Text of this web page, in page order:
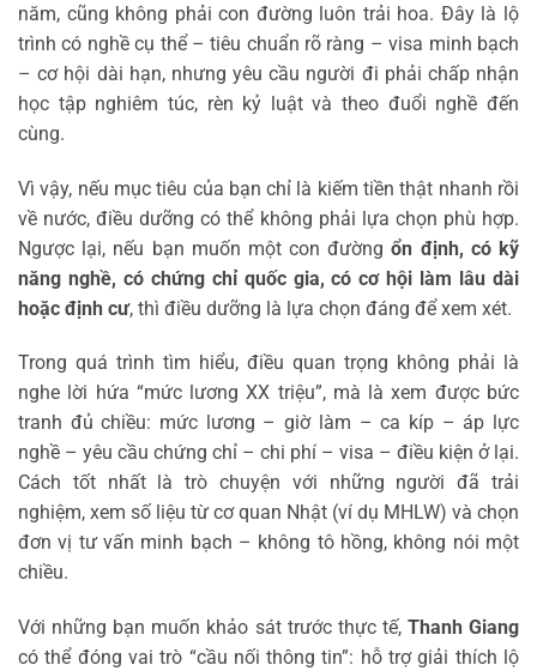
năm, cũng không phải con đường luôn trải hoa. Đây là lộ
trình có nghề cụ thể – tiêu chuẩn rõ ràng – visa minh bạch
– cơ hội dài hạn, nhưng yêu cầu người đi phải chấp nhận
học tập nghiêm túc, rèn kỷ luật và theo đuổi nghề đến
cùng.
Vì vậy, nếu mục tiêu của bạn chỉ là kiếm tiền thật nhanh rồi
về nước, điều dưỡng có thể không phải lựa chọn phù hợp.
Ngược lại, nếu bạn muốn một con đườngổn định, có kỹ
năng nghề, có chứng chỉ quốc gia, có cơ hội làm lâu dài
hoặc định cư, thì điều dưỡng là lựa chọn đáng để xem xét.
Trong quá trình tìm hiểu, điều quan trọng không phải là
nghe lời hứa “mức lương XX triệu”, mà là xem được bức
tranh đủ chiều: mức lương – giờ làm – ca kíp – áp lực
nghề – yêu cầu chứng chỉ – chi phí – visa – điều kiện ở lại.
Cách tốt nhất là trò chuyện với những người đã trải
nghiệm, xem số liệu từ cơ quan Nhật (ví dụ MHLW) và chọn
đơn vị tư vấn minh bạch – không tô hồng, không nói một
chiều.
Với những bạn muốn khảo sát trước thực tế, Thanh Giang
có thể đóng vai trò “cầu nối thông tin”: hỗ trợ giải thích lộ